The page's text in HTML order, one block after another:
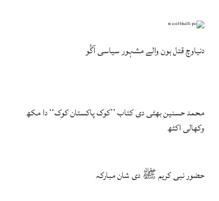
دنیاوچ قتل ہون والے مشہور سیاسی آگُو
محمد حسنین بھٹی دی کتاب ’’کوک پاکستان کوک‘‘ دا مکھ
وکھالی اکٹھ
حضور نبی کریم ﷺ دی شان مبارکہ